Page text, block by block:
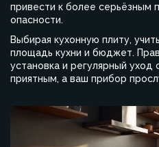
привести к более серьёзным
опасности.
Выбирая кухонную плиту,
площадь кухни и бюджет.
установка и регулярный
приятным, а ваш прибор